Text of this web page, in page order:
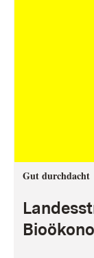
Gut durchdacht